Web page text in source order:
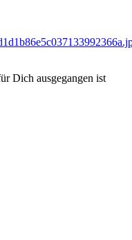
Dich ausgegangen ist